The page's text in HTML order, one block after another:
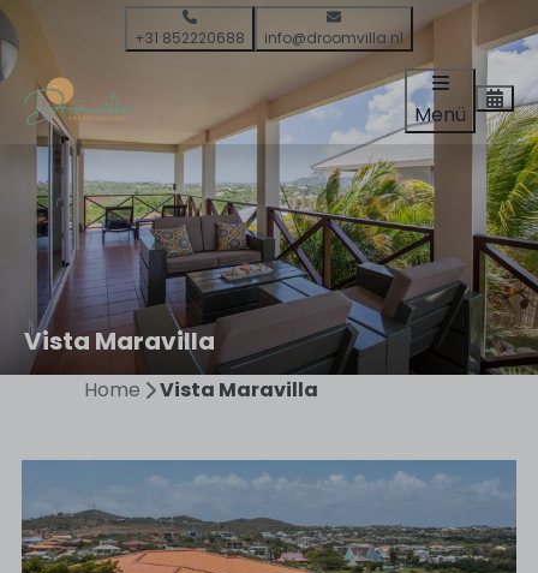
+31 852220688 info@droomvilla.nl
Menü
Vista Maravilla
Home Vista Maravilla